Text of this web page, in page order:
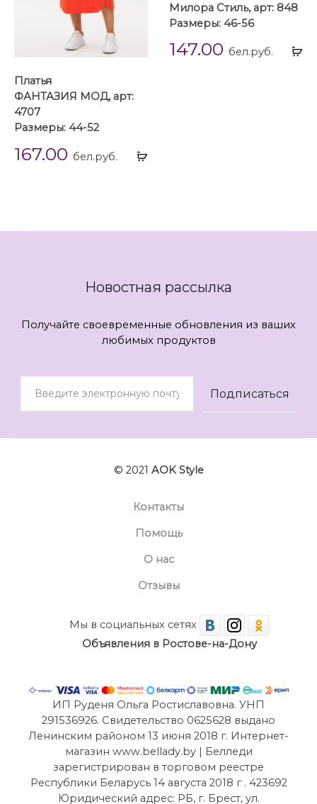
Выбрать
Платья
ФАНТАЗИЯ МОД, арт:
4707
Размеры: 44-52
167.00 бел.руб.
Милора Стиль, арт: 848
Размеры: 46-56
147.00 бел.руб.
Новостная рассылка
Получайте своевременные обновления из ваших
любимых продуктов
© 2021 AOK Style
Контакты
Помощь
О нас
Отзывы
Мы в социальных сетях
Объявления в Ростове-на-Дону
ИП Руденя Ольга Ростиславовна. УНП
291536926. Свидетельство 0625628 выдано
Ленинским районом 13 июня 2018 г. Интернет-
магазин www.bellady.by | Белледи
зарегистрирован в торговом реестре
Республики Беларусь 14 августа 2018 г . 423692
Юридический адрес: РБ, г. Брест, ул.